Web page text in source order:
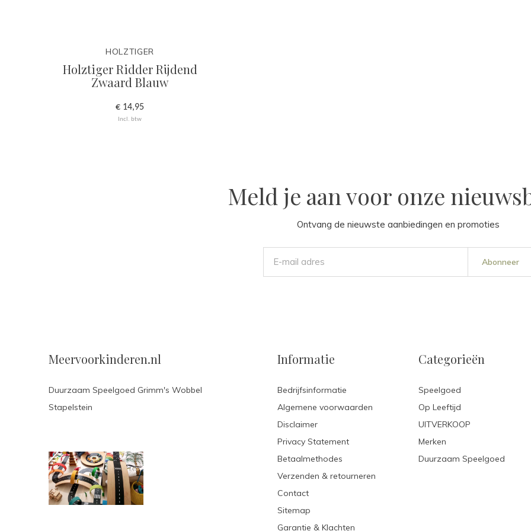
HOLZTIGER
Holztiger Ridder Rijdend
Zwaard Blauw
€ 14,95
Incl. btw
Meld je aan voor onze
Ontvang de nieuwste aanbiedingen en promoties
Abonneer
Meervoorkinderen.nl
Duurzaam Speelgoed Grimm's Wobbel
Stapelstein
Informatie
Bedrijfsinformatie
Algemene voorwaarden
Disclaimer
Privacy Statement
Betaalmethodes
Verzenden & retourneren
Contact
Sitemap
Garantie & Klachten
Categorieën
Speelgoed
Op Leeftijd
UITVERKOOP
Merken
Duurzaam Speelgoed